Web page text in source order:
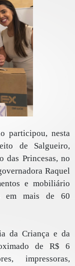
participou, nesta
de Salgueiro,
das Princesas, no
Raquel
e mobiliário
em mais de 60
da Criança e da
de R$ 6
impressoras,